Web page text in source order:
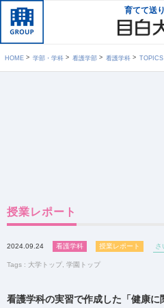
育てて送
HOME 学部・学科 看護学部 看護学科 TOPICS
授業レポート
2024.09.24 看護学科 授業レポート さ
Tags : 大学トップ 学園トップ
看護学科の実習で作成した「健康